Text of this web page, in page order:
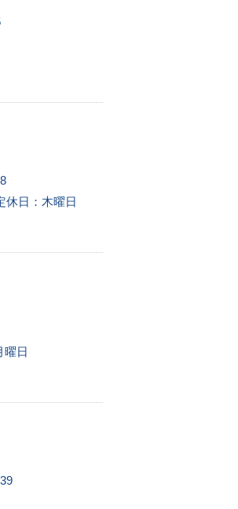
休日：木曜日
曜日